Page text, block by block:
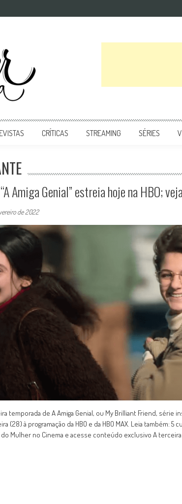
CRÍTICAS STREAMING SÉRIES
Amiga Genial” estreia hoje na HBO;
de 2022
temporada de A Amiga Genial, ou My Brilliant Friend, série
(28) à programação da HBO e da HBO MAX. Leia também: 5
do Mulher no Cinema e acesse conteúdo exclusivo A